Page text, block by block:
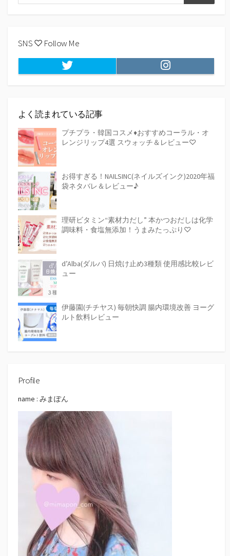
索
SNS ♡ Follow Me
Twitter Instagram
よく読まれている記事
プチプラ・韓国コスメ♦おすすめコーラル・オ
レンジリップ4選 スウォッチ＆レビュー♡
お得すぎる！NAILSINC(ネイルズインク)2020年福
袋ネタバレ＆レビュー♪
理研ビタミン“素材力だし” 本かつおだしは化学
調味料・食塩無添加！うまみたっぷり♡
d’Alba(ダルバ) 日焼け止め3種類 使用感比較レビ
ュー
伊藤園(チチヤス) 毎朝快調 腸内環境改善 ヨーグ
ルト飲料レビュー
Profile
name : みまぽん